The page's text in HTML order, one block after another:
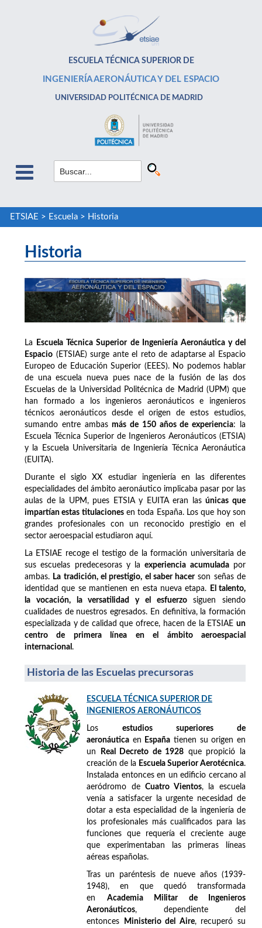
ESCUELA TÉCNICA SUPERIOR DE
INGENIERÍA AERONÁUTICA Y DEL ESPACIO
UNIVERSIDAD POLITÉCNICA DE MADRID
ETSIAE > Escuela> Historia
Historia
La
Escuela Técnica Superior de Ingeniería Aeronáutica y del
Espacio (ETSIAE) surge ante el reto de adaptarse al Espacio
Europeo de Educación Superior (EEES). No podemos hablar
de una escuela nueva pues nace de la fusión de las dos
Escuelas de la Universidad Politécnica de Madrid (UPM) que
han formado a los ingenieros aeronáuticos e ingenieros
técnicos aeronáuticos desde el origen de estos estudios,
sumando entre ambasmás de 150 años de experiencia: la
Escuela Técnica Superior de Ingenieros Aeronáuticos (ETSIA)
y la Escuela Universitaria de Ingeniería Técnica Aeronáutica
(EUITA).
Durante el siglo XX estudiar ingeniería en las diferentes
especialidades del ámbito aeronáutico implicaba pasar por las
aulas de la UPM, pues ETSIA y EUITA eran lasúnicas que
impartían estas titulacionesen toda España. Los que hoy son
grandes profesionales con un reconocido prestigio en el
sector aeroespacial estudiaron aquí.
La ETSIAE recoge el testigo de la formación universitaria de
sus escuelas predecesoras y laexperiencia acumuladapor
ambas. La tradición, el prestigio, el saber hacerson señas de
identidad que se mantienen en esta nueva etapa.
El talento,
la vocación, la versatilidad y el esfuerzosiguen siendo
cualidades de nuestros egresados. En definitiva, la formación
especializada y de calidad que ofrece, hacen de la ETSIAE un
centro de primera línea en el ámbito aeroespacial
internacional .
Historia de las Escuelas precursoras
ESCUELA TÉCNICA SUPERIOR DE
INGENIEROS AERONÁUTICOS
Los estudios superiores de
aeronáutica en España tienen su origen en
un
Real Decreto de 1928 que propició la
creación de la Escuela Superior Aerotécnica.
Instalada entonces en un edificio cercano al
aeródromo deCuatro Vientos, la escuela
venía a satisfacer la urgente necesidad de
dotar a esta especialidad de la ingeniería de
los profesionales más cualificados para las
funciones que requería el creciente auge
que experimentaban las primeras líneas
aéreas españolas.
Tras un paréntesis de nueve años (1939-
1948), en que quedó transformada
en Academia Militar de Ingenieros
Aeronáuticos, dependiente del
entonces
Ministerio del Aire, recuperó su